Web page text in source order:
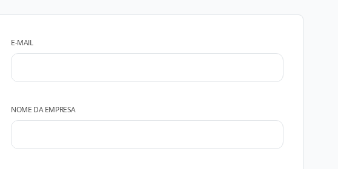
E-MAIL
NOME DA EMPRESA